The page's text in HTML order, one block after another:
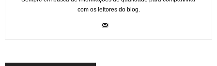
com os leitores do blog.